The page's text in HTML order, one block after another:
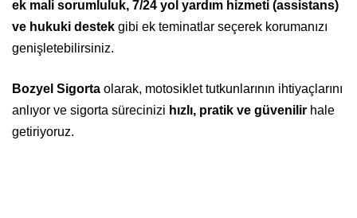
ek mali sorumluluk, 7/24 yol yardım hizmeti (assistans)
ve hukuki destek gibi ek teminatlar seçerek korumanızı
genişletebilirsiniz.
Bozyel Sigorta olarak, motosiklet tutkunlarının ihtiyaçlarını
anlıyor ve sigorta sürecinizi hızlı, pratik ve güvenilir hale
getiriyoruz.